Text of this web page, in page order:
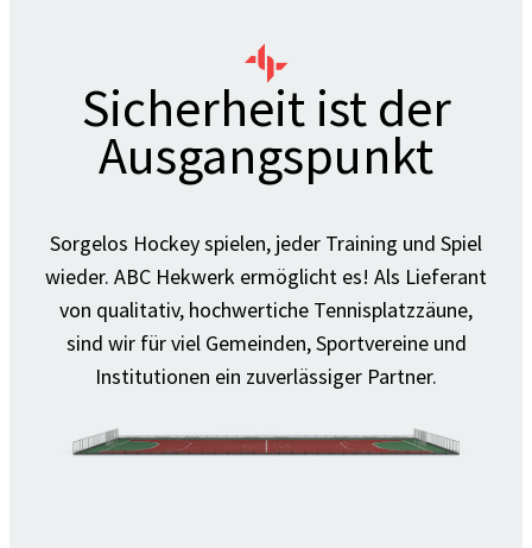
Sicherheit ist der
Ausgangspunkt
Sorgelos Hockey spielen, jeder Training und Spiel
wieder. ABC Hekwerk ermöglicht es! Als Lieferant
von qualitativ, hochwertiche Tennisplatzzäune,
sind wir für viel Gemeinden, Sportvereine und
Institutionen ein zuverlässiger Partner.